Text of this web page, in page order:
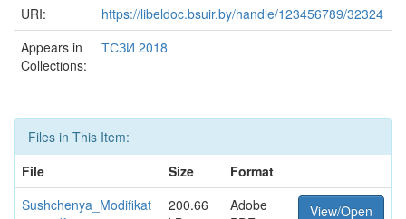
URI:
https://libeldoc.bsuir.by/handle/123456789/32324
Appears in
Collections:
ТСЗИ 2018
Files in This Item:
File
Size
Format
Sushchenya_Modifikat
200.66
Adobe
View/Open